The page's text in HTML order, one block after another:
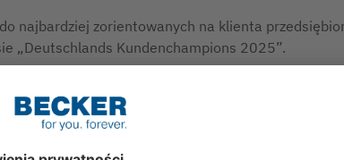
najbardziej zorientowanych na klienta
„Deutschlands Kundenchampions 2025”.
badań opinii klientów i honoruje firmy, które nie
ich oraz generują pozytywne emocje. Z
firm w Niemczech pod względem